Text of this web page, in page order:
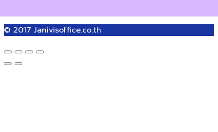
© 2017 Janivisoffice.co.th